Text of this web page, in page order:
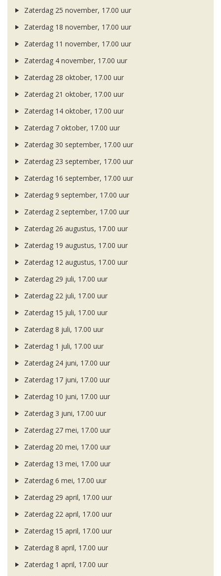
Zaterdag 25 november, 17.00 uur
Zaterdag 18 november, 17.00 uur
Zaterdag 11 november, 17.00 uur
Zaterdag 4 november, 17.00 uur
Zaterdag 28 oktober, 17.00 uur
Zaterdag 21 oktober, 17.00 uur
Zaterdag 14 oktober, 17.00 uur
Zaterdag 7 oktober, 17.00 uur
Zaterdag 30 september, 17.00 uur
Zaterdag 23 september, 17.00 uur
Zaterdag 16 september, 17.00 uur
Zaterdag 9 september, 17.00 uur
Zaterdag 2 september, 17.00 uur
Zaterdag 26 augustus, 17.00 uur
Zaterdag 19 augustus, 17.00 uur
Zaterdag 12 augustus, 17.00 uur
Zaterdag 29 juli, 17.00 uur
Zaterdag 22 juli, 17.00 uur
Zaterdag 15 juli, 17.00 uur
Zaterdag 8 juli, 17.00 uur
Zaterdag 1 juli, 17.00 uur
Zaterdag 24 juni, 17.00 uur
Zaterdag 17 juni, 17.00 uur
Zaterdag 10 juni, 17.00 uur
Zaterdag 3 juni, 17.00 uur
Zaterdag 27 mei, 17.00 uur
Zaterdag 20 mei, 17.00 uur
Zaterdag 13 mei, 17.00 uur
Zaterdag 6 mei, 17.00 uur
Zaterdag 29 april, 17.00 uur
Zaterdag 22 april, 17.00 uur
Zaterdag 15 april, 17.00 uur
Zaterdag 8 april, 17.00 uur
Zaterdag 1 april, 17.00 uur